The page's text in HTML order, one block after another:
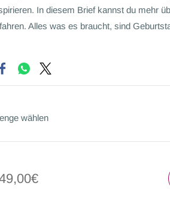
In diesem Brief kannst du mehr
Alles was es braucht, sind
wählen